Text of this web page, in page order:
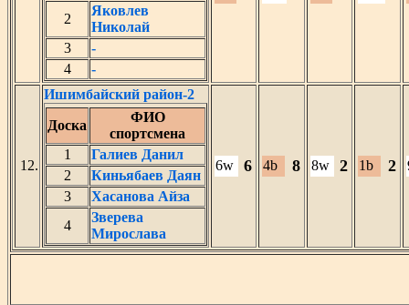
2
Яковлев
Николай
3
-
4
-
12.
Ишимбайский район-2
Доска
ФИО
спортсмена
1
Галиев Данил
2
Киньябаев Даян
3
Хасанова Айза
4
Зверева
Мирослава
6w 6 4b 8 8w 2 1b 2